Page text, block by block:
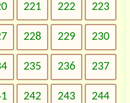
221 222 223
228 229 230
235 236 237
242 243 244